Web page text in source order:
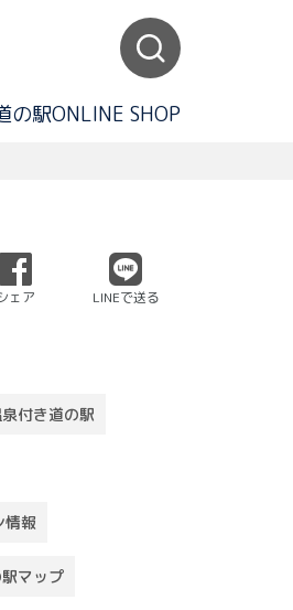
の駅ONLINE SHOP
ェア LINEで送る
付き道の駅
情報
マップ